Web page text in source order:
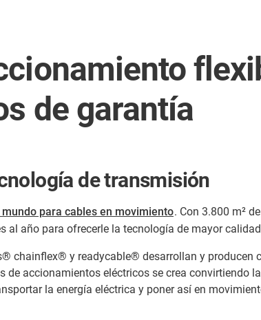
de garantía
de transmisión
para cables en movimiento. Con 3.800 m²
al año para ofrecerle la tecnología de mayor
chainflex® y readycable® desarrollan y
de accionamientos eléctricos se crea convirtiendo
la energía eléctrica y poner así en